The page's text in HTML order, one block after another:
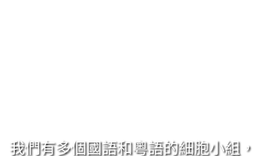
我們有多個國語和粵語的細胞小組，